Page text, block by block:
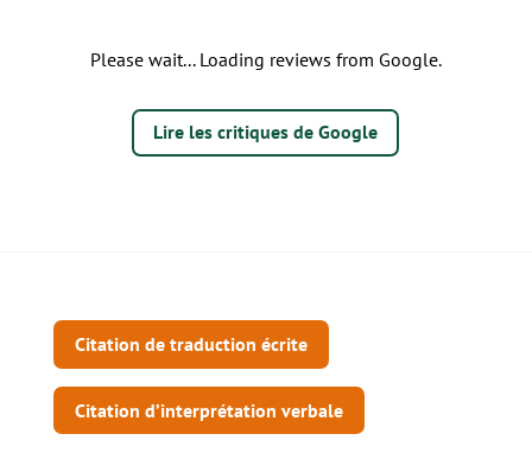
Please wait... Loading reviews from Google.
Lire les critiques de Google
Citation de traduction écrite
Citation d’interprétation verbale